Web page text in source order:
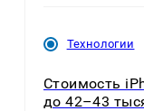
Технологии
Стоимость
до 42–43